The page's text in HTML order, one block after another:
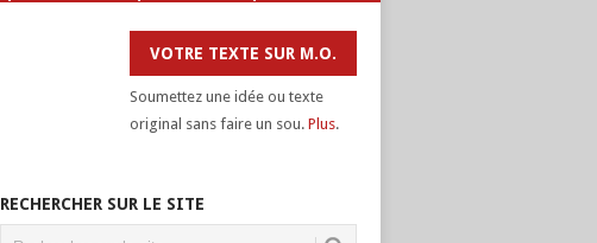
VOTRE TEXTE SUR M.O.
Soumettez une idée ou texte
original sans faire un sou.Plus.
RECHERCHER SUR LE SITE